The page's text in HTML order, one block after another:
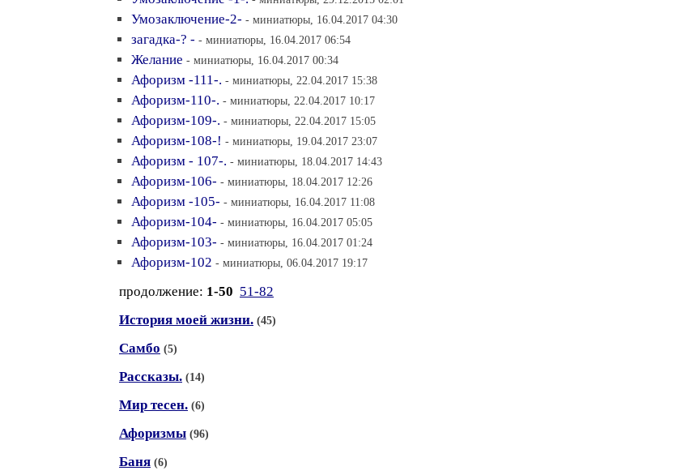
Умозаключение-2- - миниатюры, 16.04.2017 04:30
загадка-? - - миниатюры, 16.04.2017 06:54
Желание - миниатюры, 16.04.2017 00:34
Афоризм -111-. - миниатюры, 22.04.2017 15:38
Афоризм-110-. - миниатюры, 22.04.2017 10:17
Афоризм-109-. - миниатюры, 22.04.2017 15:05
Афоризм-108-! - миниатюры, 19.04.2017 23:07
Афоризм - 107-. - миниатюры, 18.04.2017 14:43
Афоризм-106- - миниатюры, 18.04.2017 12:26
Афоризм -105- - миниатюры, 16.04.2017 11:08
Афоризм-104- - миниатюры, 16.04.2017 05:05
Афоризм-103- - миниатюры, 16.04.2017 01:24
Афоризм-102 - миниатюры, 06.04.2017 19:17
продолжение: 1-50 51-82
История моей жизни. (45)
Самбо (5)
Рассказы. (14)
Мир тесен. (6)
Афоризмы (96)
Баня (6)